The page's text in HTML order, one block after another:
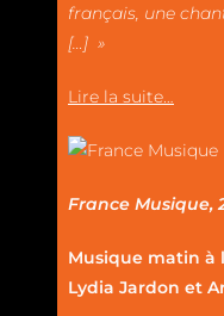
français, une
[…] »
Lire la suite…
France Musique,
Musique matin à
Lydia Jardon et